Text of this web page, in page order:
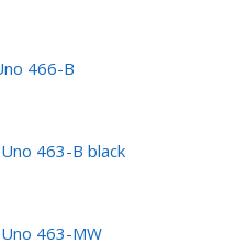
466-B
463-B black
463-MW